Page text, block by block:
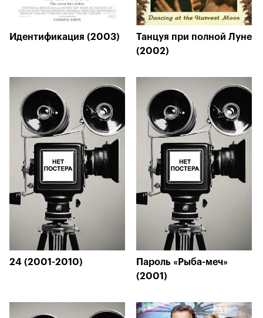
Идентификация (2003)
Танцуя при полной Луне
(2002)
24 (2001-2010)
Пароль «Рыба-меч»
(2001)